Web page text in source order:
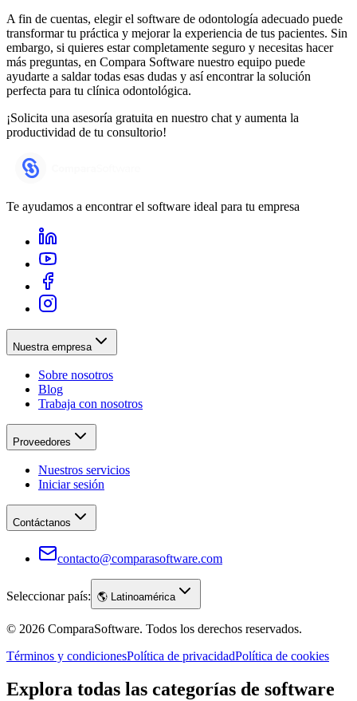
A fin de cuentas, elegir el software de odontología adecuado puede
transformar tu práctica y mejorar la experiencia de tus pacientes. Sin
embargo, si quieres estar completamente seguro y necesitas hacer
más preguntas, en Compara Software nuestro equipo puede
ayudarte a saldar todas esas dudas y así encontrar la solución
perfecta para tu clínica odontológica.
¡Solicita una asesoría gratuita en nuestro chat y aumenta la
productividad de tu consultorio!
Te ayudamos a encontrar el software ideal para tu empresa
Nuestra empresa
Sobre nosotros
Blog
Trabaja con nosotros
Proveedores
Nuestros servicios
Iniciar sesión
Contáctanos
contacto@comparasoftware.com
Seleccionar país: 🌎 Latinoamérica
© 2026 ComparaSoftware. Todos los derechos reservados.
Términos y condicionesPolítica de privacidadPolítica de cookies
Explora todas las categorías de software